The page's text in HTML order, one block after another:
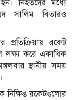
নিহতদের মধ্যে
সালিম বিতারও
প্রতিক্রিয়ায় রকেট
লক্ষ্য করে একাধিক
স্থানীয় সময়
নিক্ষিপ্ত রকেটগুলোর